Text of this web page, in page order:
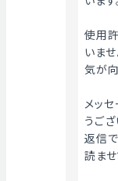
使用
いませ
気が
メッ
うござ
返信
読ま